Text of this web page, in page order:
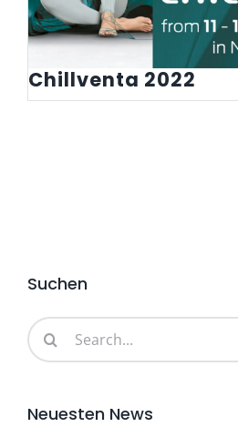
Chillventa 2022
Suchen
Search
for:
Neuesten News